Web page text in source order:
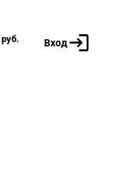
Вход
руб.